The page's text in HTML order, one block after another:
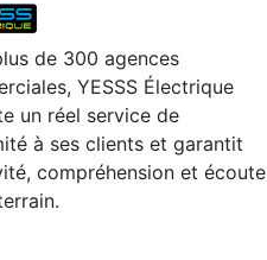
de 300 agences
YESSS Électrique
un réel service de
à ses clients et garantit
compréhension et écoute